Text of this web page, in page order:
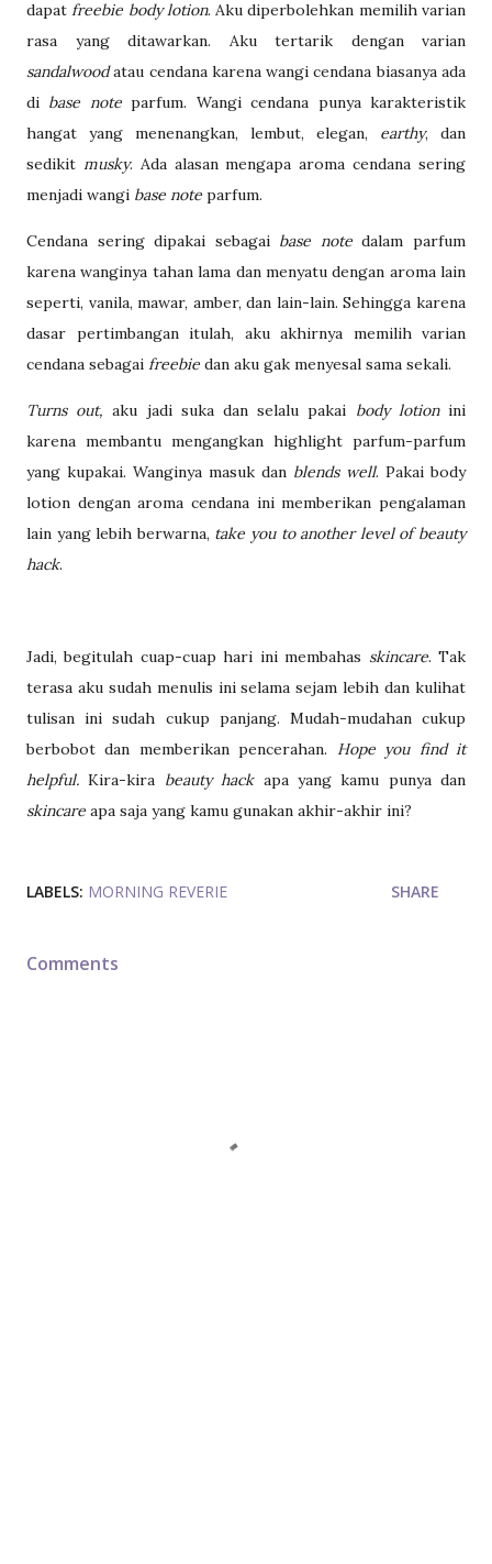
dapat freebie body lotion. Aku diperbolehkan memilih varian
rasa yang ditawarkan. Aku tertarik dengan varian
sandalwoodatau cendana karena wangi cendana biasanya ada
di base noteparfum. Wangi cendana punya karakteristik
hangat yang menenangkan, lembut, elegan, earthy, dan
sedikit musky. Ada alasan mengapa aroma cendana sering
menjadi wangi base note parfum.
Cendana sering dipakai sebagai base notedalam parfum
karena wanginya tahan lama dan menyatu dengan aroma lain
seperti, vanila, mawar, amber, dan lain-lain. Sehingga karena
dasar pertimbangan itulah, aku akhirnya memilih varian
cendana sebagai freebie dan aku gak menyesal sama sekali.
Turns out, aku jadi suka dan selalu pakai body lotionini
karena membantu mengangkan highlight parfum-parfum
yang kupakai. Wanginya masuk dan blends well. Pakai body
lotion dengan aroma cendana ini memberikan pengalaman
lain yang lebih berwarna, take you to another level of beauty
hack.
Jadi, begitulah cuap-cuap hari ini membahas skincare. Tak
terasa aku sudah menulis ini selama sejam lebih dan kulihat
tulisan ini sudah cukup panjang. Mudah-mudahan cukup
berbobot dan memberikan pencerahan.
Hope you find it
helpful. Kira-kira beauty hackapa yang kamu punya dan
skincare apa saja yang kamu gunakan akhir-akhir ini?
LABELS: MORNING REVERIE SHARE
Comments